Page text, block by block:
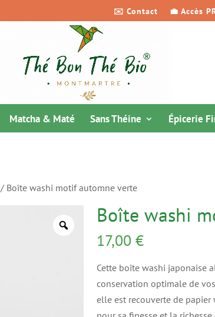
✉️ Contact 💼 Accès
Matcha & Maté Sans Théine Épicerie
/ Boîte washi motif automne verte
Boîte washi
17,00 €
Cette boîte washi japonaise
conservation optimale de
elle est recouverte de